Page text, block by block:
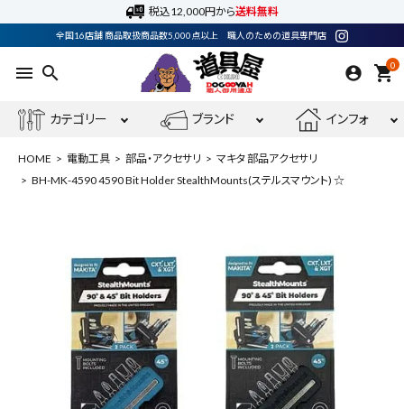
税込12,000円から送料無料
全国16店舗 商品取扱商品数5,000点以上 職人のための道具専門店
menu search 0
shopping_cart
カテゴリー ブランド インフォ
ログイン person
最近閲覧した商品
HOME 電動工具 部品・アクセサリ
マキタ 部品アクセサリ
BH-MK-4590 4590 Bit Holder StealthMounts(ステルスマウント) ☆